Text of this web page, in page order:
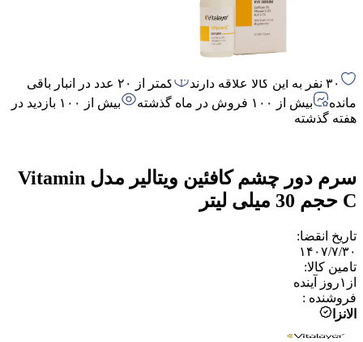
۳۰ نفر به این کالا علاقه دارند
کمتر از ۲۰ عدد در انبار باقی
مانده
بیش از ۱۰۰ فروش در ماه گذشته
بیش از ۱۰۰ بازدید در
هفته گذشته
سرم دور چشم کافئین ویتالیر مدل Vitamin
C حجم 30 میلی لیتر
تاریخ انقضا:
۱۴۰۷/۷/۳۰
تامین کالا:
از ۱روز آینده
فروشنده :
الانزا